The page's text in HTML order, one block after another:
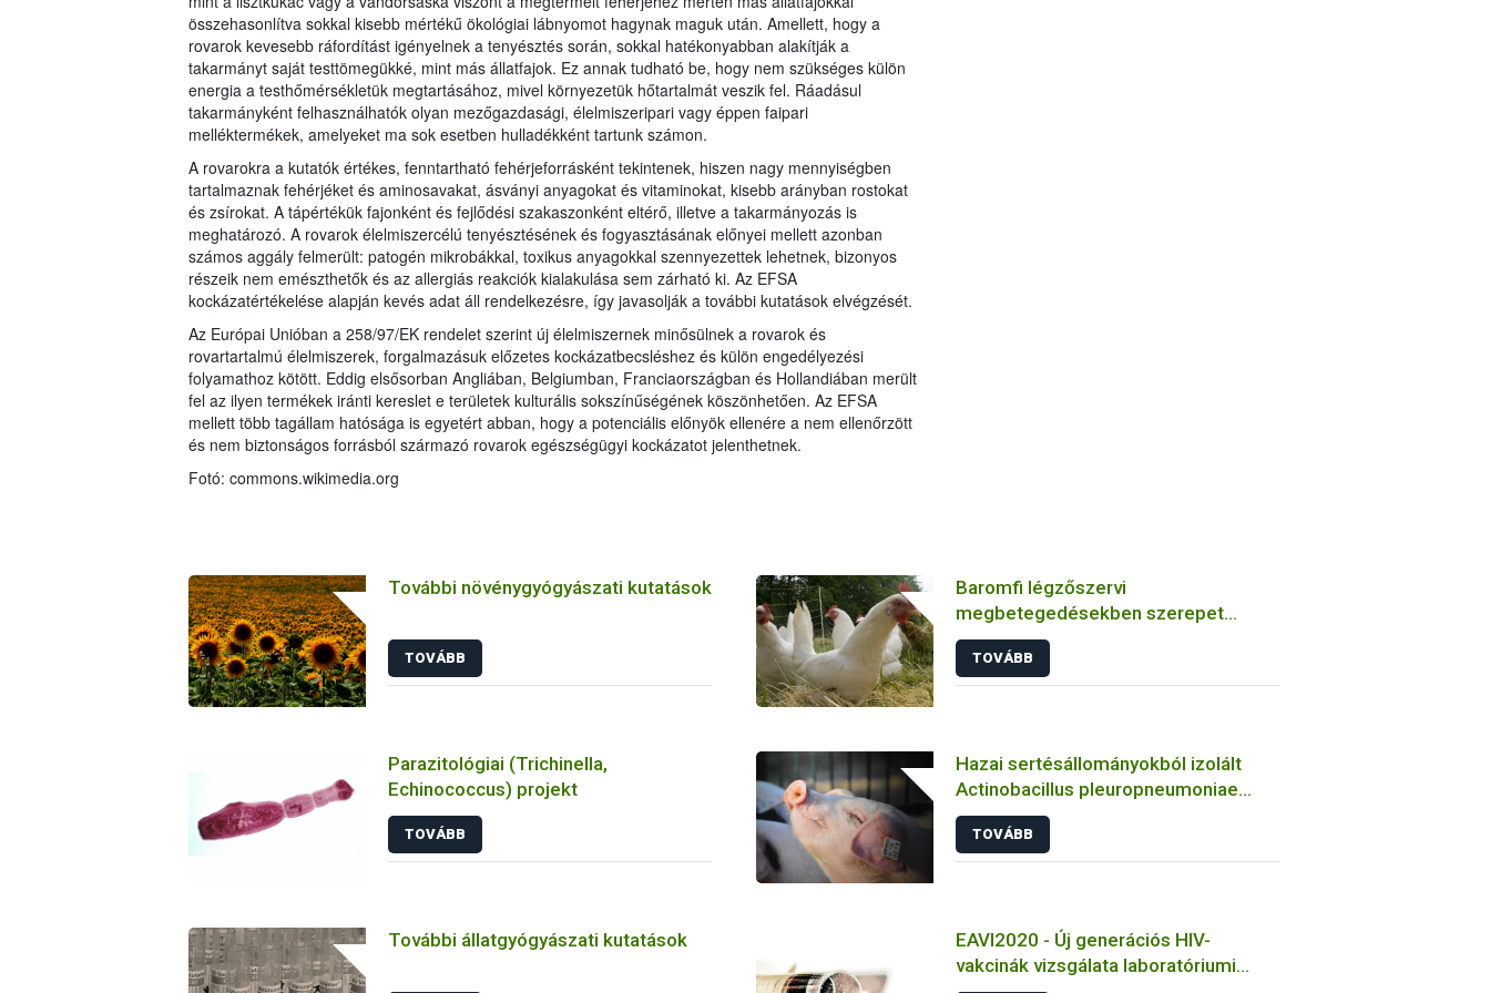
összehasonlítva sokkal kisebb mértékű ökológiai lábnyomot hagynak maguk után. Amellett, hogy a
rovarok kevesebb ráfordítást igényelnek a tenyésztés során, sokkal hatékonyabban alakítják a
takarmányt saját testtömegükké, mint más állatfajok. Ez annak tudható be, hogy nem szükséges külön
energia a testhőmérsékletük megtartásához, mivel környezetük hőtartalmát veszik fel. Ráadásul
takarmányként felhasználhatók olyan mezőgazdasági, élelmiszeripari vagy éppen faipari
melléktermékek, amelyeket ma sok esetben hulladékként tartunk számon.
A rovarokra a kutatók értékes, fenntartható fehérjeforrásként tekintenek, hiszen nagy mennyiségben
tartalmaznak fehérjéket és aminosavakat, ásványi anyagokat és vitaminokat, kisebb arányban rostokat
és zsírokat. A tápértékük fajonként és fejlődési szakaszonként eltérő, illetve a takarmányozás is
meghatározó. A rovarok élelmiszercélú tenyésztésének és fogyasztásának előnyei mellett azonban
számos aggály felmerült: patogén mikrobákkal, toxikus anyagokkal szennyezettek lehetnek, bizonyos
részeik nem emészthetők és az allergiás reakciók kialakulása sem zárható ki. Az EFSA
kockázatértékelése alapján kevés adat áll rendelkezésre, így javasolják a további kutatások elvégzését.
Az Európai Unióban a 258/97/EK rendelet szerint új élelmiszernek minősülnek a rovarok és
rovartartalmú élelmiszerek, forgalmazásuk előzetes kockázatbecsléshez és külön engedélyezési
folyamathoz kötött. Eddig elsősorban Angliában, Belgiumban, Franciaországban és Hollandiában merült
fel az ilyen termékek iránti kereslet e területek kulturális sokszínűségének köszönhetően. Az EFSA
mellett több tagállam hatósága is egyetért abban, hogy a potenciális előnyök ellenére a nem ellenőrzött
és nem biztonságos forrásból származó rovarok egészségügyi kockázatot jelenthetnek.
Fotó: commons.wikimedia.org
További növénygyógyászati kutatások
TOVÁBB
Baromfi légzőszervi
megbetegedésekben szerepet
játszó bakteriális kórokozók
tanulmányozása
TOVÁBB
Parazitológiai (Trichinella,
Echinococcus) projekt
TOVÁBB
Hazai sertésállományokból izolált
Actinobacillus pleuropneumoniae
törzsek jellemzése
TOVÁBB
További állatgyógyászati kutatások
EAVI2020 - Új generációs HIV-
vakcinák vizsgálata laboratóriumi